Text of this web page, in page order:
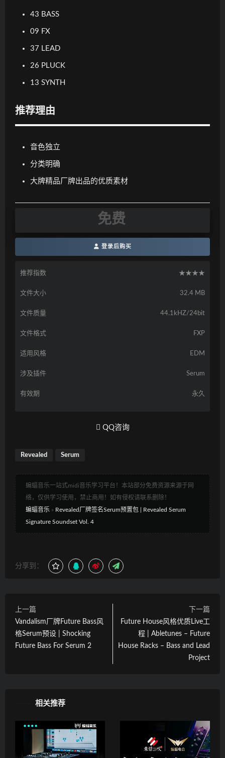
43 BASS
09 FX
37 LEAD
26 PLUCK
13 SYNTH
推荐理由
音色独立
分类明确
大牌精品厂牌出品的优质素材
免费
登录后购买
推荐指数 ★★★★
文件大小 32.4 MB
文件质量 44.1kHZ/24bit
文件格式 FXP
适用风格 EDM
涉及插件 Serum
有效期 永久
QQ咨询
Revealed Serum
蝙蝠音乐一站式midi音乐学习平台！本站部分免费资源来源于网
络，仅供学习使用，禁止商用！如有侵权请联系删除！
蝙蝠音乐 » Revealed厂牌签名Serum预置包 | Revealed Serum
Signature Soundset Vol. 4
分享到：
上一篇
Vandalism厂牌Future Bass风
格Serum预设 | Shocking
Future Bass For Serum 2
下一篇
Future House风格优质Live工
程 | Abletunes – Future
House Racks – Bass and Lead
Project
相关推荐